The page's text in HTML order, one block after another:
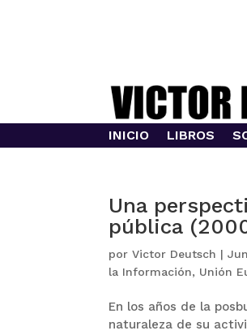
INICIO LIBROS
Una
pública
porVictor Deutsch |
la Información, Unión
En los años de la
naturaleza de su